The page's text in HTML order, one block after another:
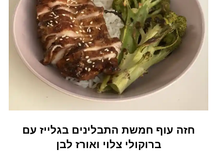
חזה עוף חמשת התבלינים בגלייז עם
ברוקולי צלוי ואורז לבן